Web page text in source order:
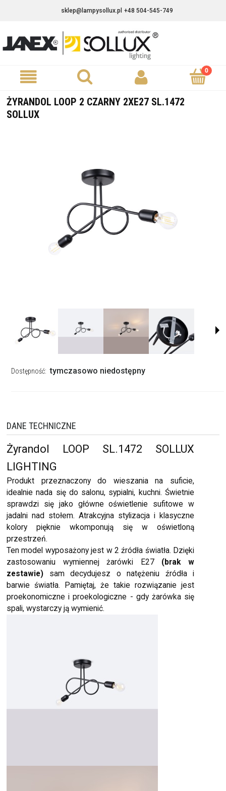
sklep@lampysollux.pl +48 504-545-749
ŻYRANDOL LOOP 2 CZARNY 2XE27 SL.1472
SOLLUX
Dostępność: tymczasowo niedostępny
DANE TECHNICZNE
Żyrandol LOOP SL.1472 SOLLUX
LIGHTING
Produkt przeznaczony do wieszania na suficie,
idealnie nada się do salonu, sypialni, kuchni. Świetnie
sprawdzi się jako główne oświetlenie sufitowe w
jadalni nad stołem. Atrakcyjna stylizacja i klasyczne
kolory pięknie wkomponują się w oświetloną
przestrzeń.
Ten model wyposażony jest w 2 źródła światła. Dzięki
zastosowaniu wymiennej żarówki E27 (brak w
zestawie) sam decydujesz o natężeniu źródła i
barwie światła. Pamiętaj, że takie rozwiązanie jest
proekonomiczne i proekologiczne - gdy żarówka się
spali, wystarczy ją wymienić.